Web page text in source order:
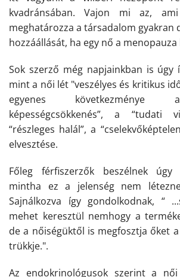
kvadránsában. Vajon mi az, ami
meghatározza a társadalom gyakran
hozzáállását, ha egy nő a
Sok szerző még napjainkban is úgy
mint a női lét "veszélyes és kritikus
egyenes következménye
képességcsökkenés”, a “tudati
“részleges halál”, a
elvesztése.
Főleg férfiszerzők beszélnek
mintha ez a jelenség nem
Sajnálkozva így gondolkodnak, “
mehet keresztül nemhogy a
de a nőiségüktől is megfosztja őket
trükkje.".
Az endokrinológusok szerint a női